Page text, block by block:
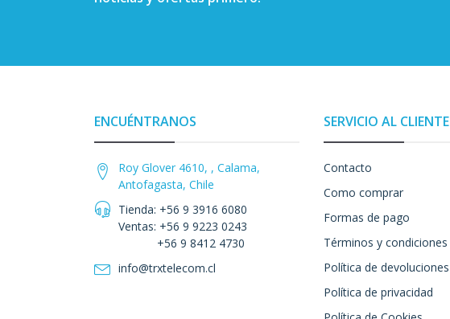
ENCUÉNTRANOS
Roy Glover 4610, , Calama,
Antofagasta, Chile
Tienda: +56 9 3916 6080
Ventas: +56 9 9223 0243
+56 9 8412 4730
info@trxtelecom.cl
SERVICIO AL CLIENTE
Contacto
Como comprar
Formas de pago
Términos y condiciones
Política de devoluciones
Política de privacidad